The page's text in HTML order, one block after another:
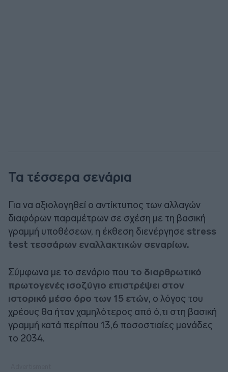
Τα τέσσερα σενάρια
Για να αξιολογηθεί ο αντίκτυπος των αλλαγών
διαφόρων παραμέτρων σε σχέση με τη βασική
γραμμή υποθέσεων, η έκθεση διενέργησε stress
test τεσσάρων εναλλακτικών σεναρίων.
Σύμφωνα με το σενάριο που το διαρθρωτικό
πρωτογενές ισοζύγιο επιστρέψει στον
ιστορικό μέσο όρο των 15 ετών, ο λόγος του
χρέους θα ήταν χαμηλότερος από ό,τι στη βασική
γραμμή κατά περίπου 13,6 ποσοστιαίες μονάδες
το 2034.